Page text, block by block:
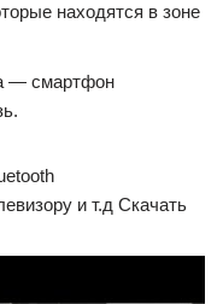
находятся в зоне
— смартфон
и т.д Скачать